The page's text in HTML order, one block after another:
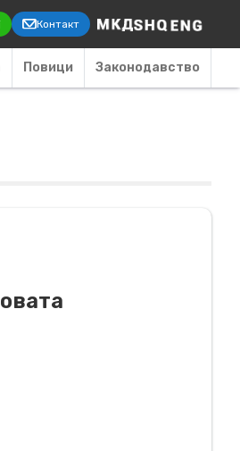
Контакт
Повици Законодавство